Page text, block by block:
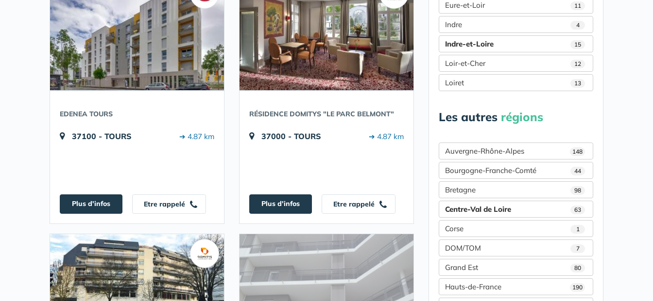
EDENEA TOURS
37100 - TOURS ➔ 4.87 km
Plus d'infos Etre rappelé
RÉSIDENCE DOMITYS "LE PARC BELMONT"
37000 - TOURS ➔ 4.87 km
Plus d'infos Etre rappelé
Eure-et-Loir 11
Indre 4
Indre-et-Loire 15
Loir-et-Cher 12
Loiret 13
Les autres régions
Auvergne-Rhône-Alpes 148
Bourgogne-Franche-Comté 44
Bretagne 98
Centre-Val de Loire 63
Corse 1
DOM/TOM 7
Grand Est 80
Hauts-de-France 190